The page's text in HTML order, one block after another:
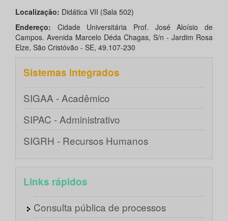
Localização: Didática VII (Sala 502)
Endereço: Cidade Universitária Prof. José Aloísio de
Campos. Avenida Marcelo Déda Chagas, S/n - Jardim Rosa
Elze, São Cristóvão - SE, 49.107-230
Sistemas integrados
SIGAA - Acadêmico
SIPAC - Administrativo
SIGRH - Recursos Humanos
Links rápidos
Consulta pública de processos